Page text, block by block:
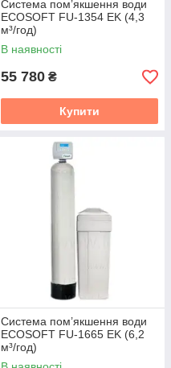
Система пом’якшення води
ECOSOFT FU-1354 EK (4,3
м³/год)
В наявності
55 780 ₴
Купити
Система пом’якшення води
ECOSOFT FU-1665 EK (6,2
м³/год)